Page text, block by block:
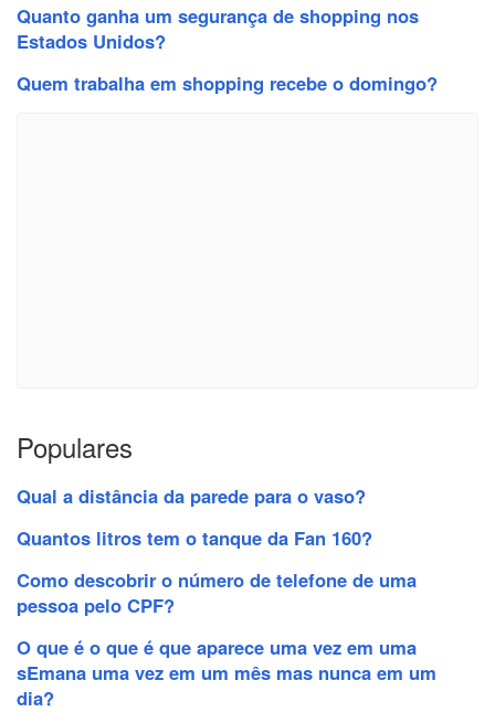
Quanto ganha um segurança de shopping nos
Estados Unidos?
Quem trabalha em shopping recebe o domingo?
Populares
Qual a distância da parede para o vaso?
Quantos litros tem o tanque da Fan 160?
Como descobrir o número de telefone de uma
pessoa pelo CPF?
O que é o que é que aparece uma vez em uma
sEmana uma vez em um mês mas nunca em um
dia?